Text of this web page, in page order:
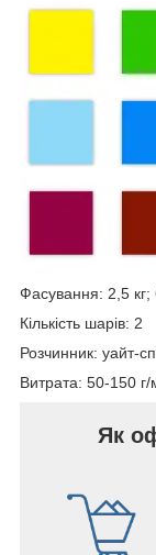
Фасування: 2,5 кг;
Кількість шарів: 2
Розчинник: уайт-
Витрата: 50-150 г/
Як